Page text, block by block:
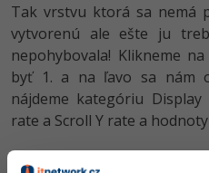
Testování softwaru
Datová analýza
Digitální
Marketing
Kurzy designu
HTML/CSS -80%
Photoshop -80%
Adobe Illustrator -
Příběhy absolventů
Blog
Tak vrstvu ktorá sa nemá
vytvorenú ale ešte ju
nepohybovala! Klikneme
byť 1. a na ľavo sa nám
nájdeme kategóriu
rate a Scroll Y rate a
Vysledok nižšie.